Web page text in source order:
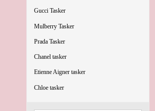
Gucci Tasker
Mulberry Tasker
Prada Tasker
Chanel tasker
Etienne Aigner tasker
Chloe tasker